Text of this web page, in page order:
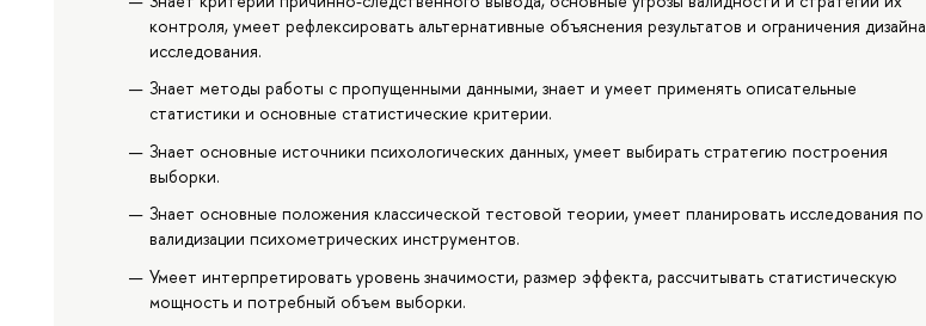
контроля, умеет рефлексировать альтернативные объяснения результатов и ограничения дизайна
исследования.
Знает методы работы с пропущенными данными, знает и умеет применять описательные
статистики и основные статистические критерии.
Знает основные источники психологических данных, умеет выбирать стратегию построения
выборки.
Знает основные положения классической тестовой теории, умеет планировать исследования по
валидизации психометрических инструментов.
Умеет интерпретировать уровень значимости, размер эффекта, рассчитывать статистическую
мощность и потребный объем выборки.